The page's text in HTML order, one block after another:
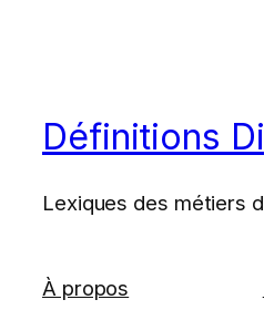
Définitions
Lexiques des métiers
À propos